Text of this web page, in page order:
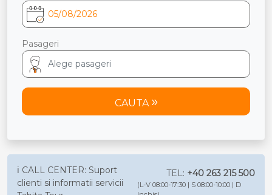
Pasageri
CAUTA
ℹ️ CALL CENTER: Suport
clienti si informatii servicii
TEL: +40 263 215 500
(L-V 08:00-17:30 | S 08:00-10:00 | D